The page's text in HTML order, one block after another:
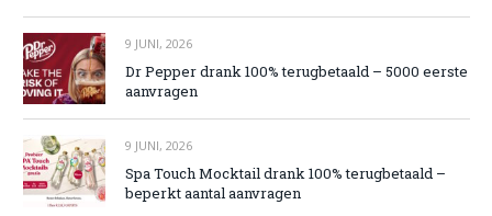
9 JUNI, 2026
Dr Pepper drank 100% terugbetaald – 5000 eerste
aanvragen
9 JUNI, 2026
Spa Touch Mocktail drank 100% terugbetaald –
beperkt aantal aanvragen